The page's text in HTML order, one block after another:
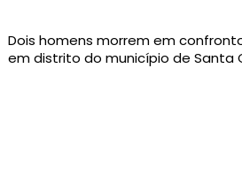
Dois homens morrem em
em distrito do município de Santa